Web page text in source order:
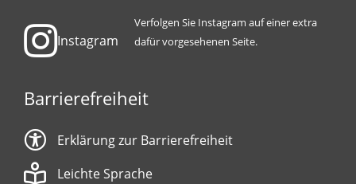
Instagram
Verfolgen Sie Instagram auf einer extra
dafür vorgesehenen Seite.
Barrierefreiheit
Erklärung zur Barrierefreiheit
Leichte Sprache